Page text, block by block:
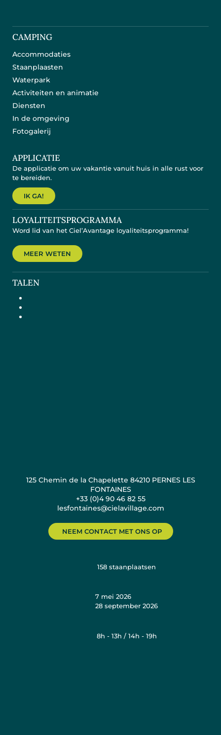
CAMPING
Accommodaties
Staanplaasten
Waterpark
Activiteiten en animatie
Diensten
In de omgeving
Fotogalerij
APPLICATIE
De applicatie om uw vakantie vanuit huis in alle rust voor
te bereiden.
IK GA!
LOYALITEITSPROGRAMMA
Word lid van het Ciel’Avantage loyaliteitsprogramma!
MEER WETEN
TALEN
125 Chemin de la Chapelette 84210 PERNES LES
FONTAINES
+33 (0)4 90 46 82 55
lesfontaines@cielavillage.com
NEEM CONTACT MET ONS OP
158 staanplaatsen
7 mei 2026
28 september 2026
8h - 13h / 14h - 19h